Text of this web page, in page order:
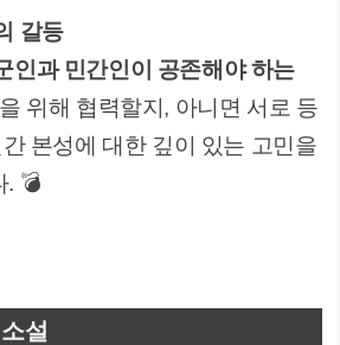
갈등
인과 민간인이 공존해야 하는
위해 협력할지, 아니면 서로 등
본성에 대한 깊이 있는 고민을
. 💣
설